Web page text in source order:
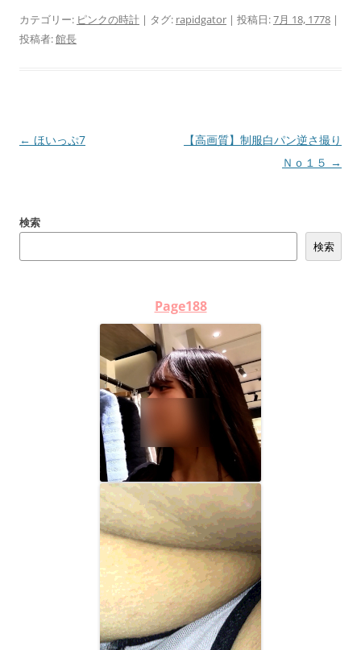
カテゴリー: ピンクの時計 | タグ: rapidgator | 投稿日:7月 18, 1778 |
投稿者:館長
投
ゲ
← ほいっぷ7
【高画質】制服白パン逆さ撮り
Ｎｏ１５ →
検索
検索
Page188